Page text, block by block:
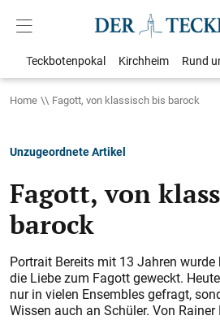
Teckbotenpokal Kirchheim Rund
Home Fagott, von klassisch bis barock
Unzugeordnete Artikel
Fagott, von
barock
Portrait Bereits mit 13 Jahren
die Liebe zum Fagott geweckt.
nur in vielen Ensembles gefragt,
Wissen auch an Schüler. Von Rainer